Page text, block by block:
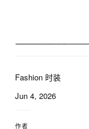
Fashion 时装
Jun 4, 2026
作者